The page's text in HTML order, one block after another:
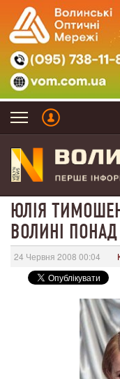
ЮЛІЯ
ВОЛИНІ
24 Червня 2008 00:04